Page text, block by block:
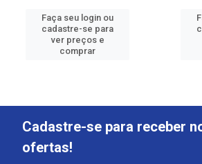
Faça seu login ou
cadastre-se para
ver preços e
comprar
Cadastre-se para receber
ofertas!